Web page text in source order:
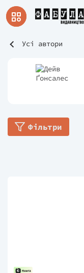
Усі автори
Фільтри